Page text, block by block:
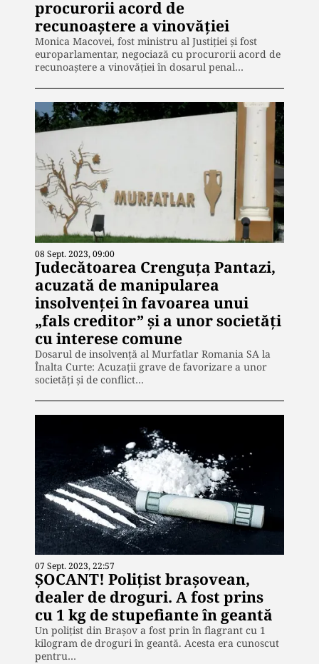
procurorii acord de
recunoaștere a vinovăției
Monica Macovei, fost ministru al Justiției și fost
europarlamentar, negociază cu procurorii acord de
recunoaștere a vinovăției în dosarul penal…
08 Sept. 2023, 09:00
Judecătoarea Crenguța Pantazi,
acuzată de manipularea
insolvenței în favoarea unui
„fals creditor” și a unor societăți
cu interese comune
Dosarul de insolvență al Murfatlar Romania SA la
Înalta Curte: Acuzații grave de favorizare a unor
societăți și de conflict…
07 Sept. 2023, 22:57
ȘOCANT! Polițist brașovean,
dealer de droguri. A fost prins
cu 1 kg de stupefiante în geantă
Un polițist din Brașov a fost prin în flagrant cu 1
kilogram de droguri în geantă. Acesta era cunoscut
pentru…